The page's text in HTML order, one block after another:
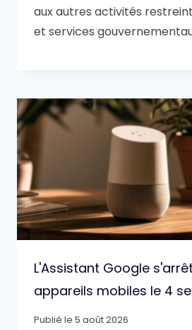
aux autres activités
et services
L'Assistant Google
appareils mobiles le 4
Publié le 5 août 2026